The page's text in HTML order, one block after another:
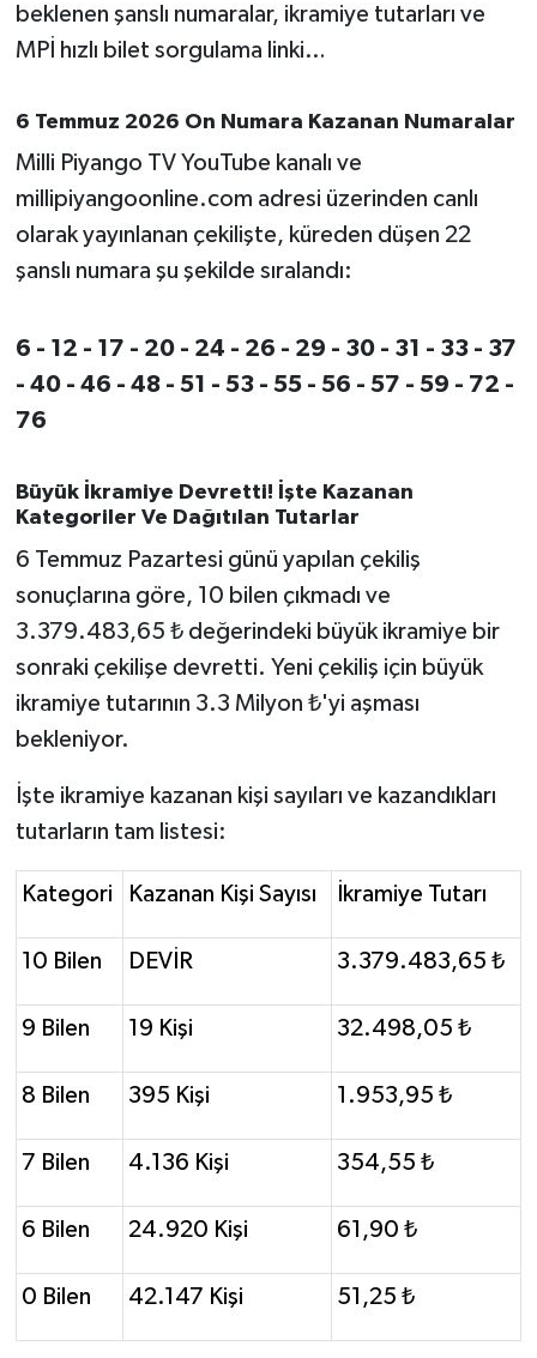
beklenen şanslı numaralar, ikramiye tutarları ve
MPİ hızlı bilet sorgulama linki…
6 Temmuz 2026 On Numara Kazanan Numaralar
Milli Piyango TV YouTube kanalı ve
millipiyangoonline.com adresi üzerinden canlı
olarak yayınlanan çekilişte, küreden düşen 22
şanslı numara şu şekilde sıralandı:
6 - 12 - 17 - 20 - 24 - 26 - 29 - 30 - 31 - 33 - 37
- 40 - 46 - 48 - 51 - 53 - 55 - 56 - 57 - 59 - 72 -
76
Büyük İkramiye Devretti! İşte Kazanan
Kategoriler Ve Dağıtılan Tutarlar
6 Temmuz Pazartesi günü yapılan çekiliş
sonuçlarına göre, 10 bilen çıkmadı ve
3.379.483,65 ₺ değerindeki büyük ikramiye bir
sonraki çekilişe devretti. Yeni çekiliş için büyük
ikramiye tutarının 3.3 Milyon ₺'yi aşması
bekleniyor.
İşte ikramiye kazanan kişi sayıları ve kazandıkları
tutarların tam listesi:
Kategori Kazanan Kişi Sayısı İkramiye Tutarı
10 Bilen DEVİR 3.379.483,65 ₺
9 Bilen 19 Kişi 32.498,05 ₺
8 Bilen 395 Kişi 1.953,95 ₺
7 Bilen 4.136 Kişi 354,55 ₺
6 Bilen 24.920 Kişi 61,90 ₺
0 Bilen 42.147 Kişi 51,25 ₺
Manyas
OTOMOTİV
Resmi İlanlar
SAĞLIK
Savaştepe
SEYAHAT
Sındırgı
SPOR
SÜRMANŞET
Susurluk
TEKNOLOJİ
Trend
TÜRKİYE
VİZYONDAKİLER
YAŞAM